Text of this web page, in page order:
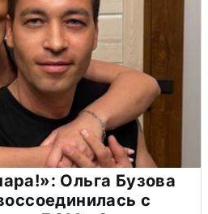
Ольга Бузова
с